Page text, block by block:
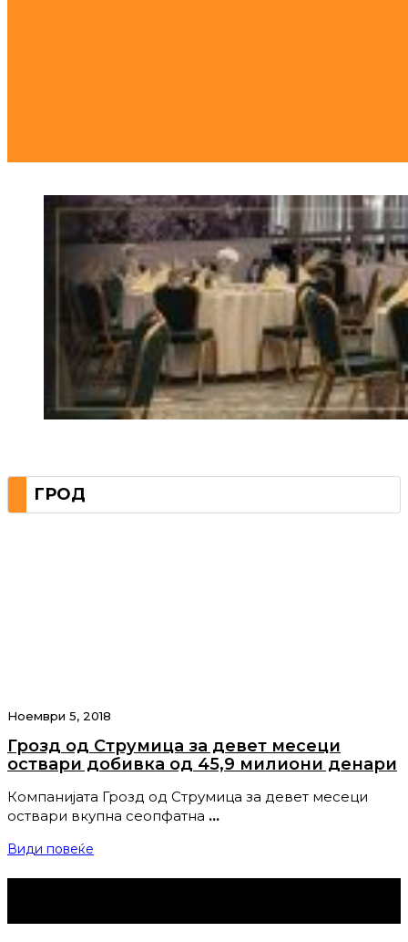
ГРОД
Ноември 5, 2018
Грозд од Струмица за девет месеци
оствари добивка од 45,9 милиони денари
Компанијата Грозд од Струмица за девет месеци
оствари вкупна сеопфатна …
Види повеќе